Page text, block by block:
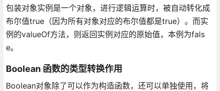
包装对象实例是一个对象，进行逻辑运算时，被自动转化成
布尔值true（因为所有对象对应的布尔值都是true）。而实
例的valueOf方法，则返回实例对应的原始值，本例为fals
e。
Boolean 函数的类型转换作用
Boolean对象除了可以作为构造函数，还可以单独使用，将